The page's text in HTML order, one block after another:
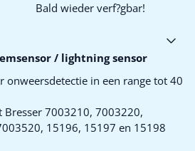
Bald wieder verf?gbar!
/ lightning sensor
onweersdetectie in een range tot 40
Bresser 7003210, 7003220,
15196, 15197 en 15198